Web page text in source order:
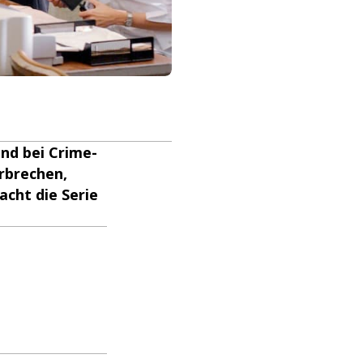
bei Crime-
die Serie